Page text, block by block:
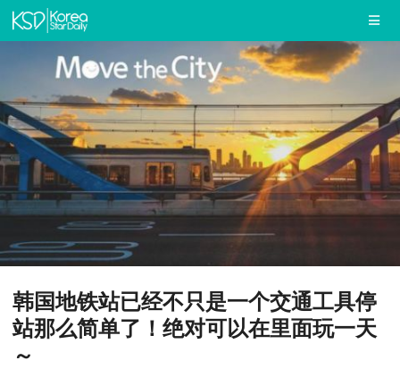
韩国地铁站已经不只是一个交通工具停
站那么简单了！绝对可以在里面玩一天
～